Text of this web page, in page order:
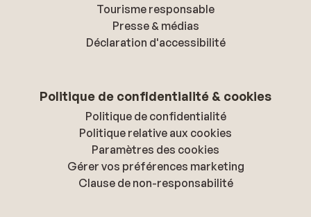
Tourisme responsable
Presse & médias
Déclaration d'accessibilité
Politique de confidentialité & cookies
Politique de confidentialité
Politique relative aux cookies
Paramètres des cookies
Gérer vos préférences marketing
Clause de non-responsabilité